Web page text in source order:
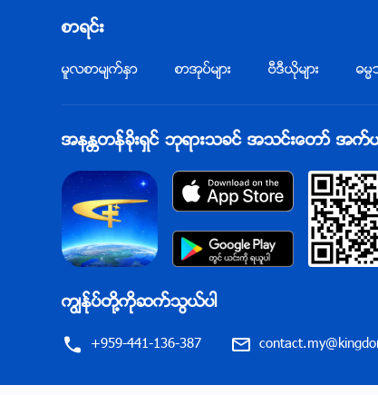
စာရင္း
မူလစာမ်က္ႏွာ စာအုပ္မ်ား ဗီဒီယိုမ်ား ဓမ
အနႏၲတန္ခိုးရွင္ ဘုရားသခင္ အသင္းေတာ္ အက္ပ
ကြၽန္ုပ္တို႔ကိုဆက္သြယ္ပါ
+959-441-136-387